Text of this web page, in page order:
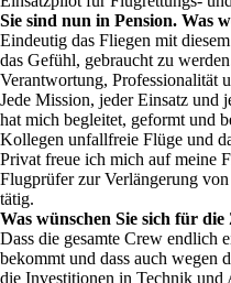
Sie sind nun in Pension. Was
Eindeutig das Fliegen mit
das Gefühl, gebraucht zu
Verantwortung, Professionalität
Jede Mission, jeder Einsatz und
hat mich begleitet, geformt und
Kollegen unfallfreie Flüge und
Privat freue ich mich auf meine
Flugprüfer zur Verlängerung
tätig.
Was wünschen Sie sich für
Dass die gesamte Crew endlich
bekommt und dass auch wegen
die Investitionen in Technik und